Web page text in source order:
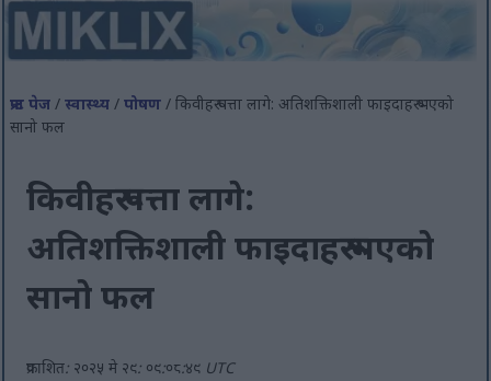
फ्रन्ट पेज/स्वास्थ्य/पोषण/ किवीहरू पत्ता लागे: अतिशक्तिशाली फाइदाहरू भएको
सानो फल
किवीहरू पत्ता लागे:
अतिशक्तिशाली फाइदाहरू भएको
सानो फल
प्रकाशित: २०२५ मे २९: ०९:०८:४९ UTC